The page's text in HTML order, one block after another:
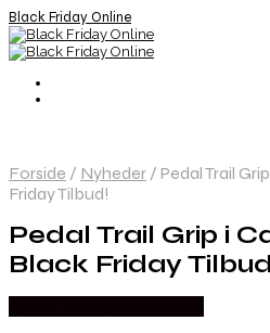
Black Friday Online
Forside / Nyheder / Pedal Trail
Friday Tilbud!
Pedal Trail Grip i
Black Friday